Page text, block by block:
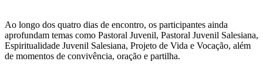
Ao longo dos quatro dias de encontro, os participantes ainda
aprofundam temas como Pastoral Juvenil, Pastoral Juvenil Salesiana,
Espiritualidade Juvenil Salesiana, Projeto de Vida e Vocação, além
de momentos de convivência, oração e partilha.